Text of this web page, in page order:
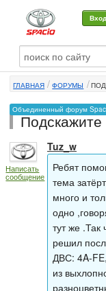
О машине
Автоклуб
Форумы
Сервисы и услуги
Новости
ГЛАВНАЯ ФОРУМЫ
Объединенный форум
Написать
сообщение
Tuz_w
Ребят
тема
много и
одно
тут же
решил
ДВС: 4A-
из